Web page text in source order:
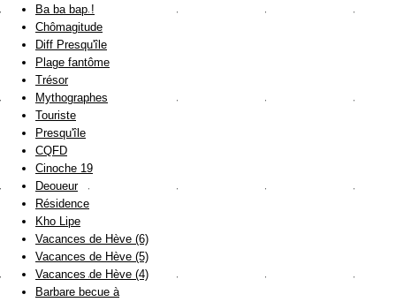
Ba ba bap !
Chômagitude
Diff Presqu'île
Plage fantôme
Trésor
Mythographes
Touriste
Presqu'île
CQFD
Cinoche 19
Deoueur
Résidence
Kho Lipe
Vacances de Hève (6)
Vacances de Hève (5)
Vacances de Hève (4)
Barbare becue à